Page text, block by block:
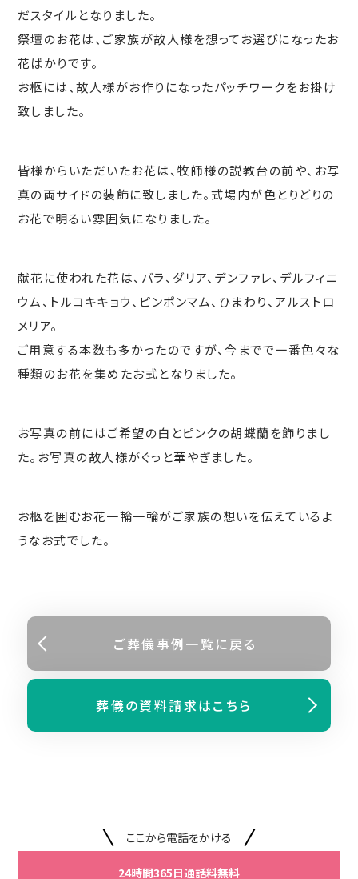
だスタイルとなりました。
祭壇のお花は、ご家族が故人様を想ってお選びになったお
花ばかりです。
お柩には、故人様がお作りになったパッチワークをお掛け
致しました。
皆様からいただいたお花は、牧師様の説教台の前や、お写
真の両サイドの装飾に致しました。式場内が色とりどりの
お花で明るい雰囲気になりました。
献花に使われた花は、バラ、ダリア、デンファレ、デルフィニ
ウム、トルコキキョウ、ピンポンマム、ひまわり、アルストロ
メリア。
ご用意する本数も多かったのですが、今までで一番色々な
種類のお花を集めたお式となりました。
お写真の前にはご希望の白とピンクの胡蝶蘭を飾りまし
た。お写真の故人様がぐっと華やぎました。
お柩を囲むお花一輪一輪がご家族の想いを伝えているよ
うなお式でした。
ご葬儀事例⼀覧に戻る
葬儀の資料請求はこちら
ここから電話をかける
24時間365日通話料無料